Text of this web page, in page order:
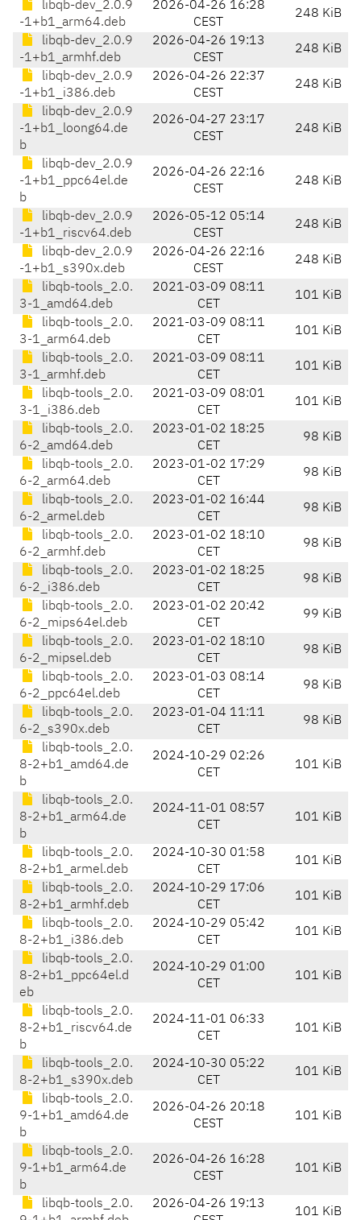
libqb-dev_2.0.9
-1+b1_arm64.deb
2026-04-26 16:28
CEST
248 KiB
libqb-dev_2.0.9
-1+b1_armhf.deb
2026-04-26 19:13
CEST
248 KiB
libqb-dev_2.0.9
-1+b1_i386.deb
2026-04-26 22:37
CEST
248 KiB
libqb-dev_2.0.9
-1+b1_loong64.de
b
2026-04-27 23:17
CEST
248 KiB
libqb-dev_2.0.9
-1+b1_ppc64el.de
b
2026-04-26 22:16
CEST
248 KiB
libqb-dev_2.0.9
-1+b1_riscv64.deb
2026-05-12 05:14
CEST
248 KiB
libqb-dev_2.0.9
-1+b1_s390x.deb
2026-04-26 22:16
CEST
248 KiB
libqb-tools_2.0.
3-1_amd64.deb
2021-03-09 08:11
CET
101 KiB
libqb-tools_2.0.
3-1_arm64.deb
2021-03-09 08:11
CET
101 KiB
libqb-tools_2.0.
3-1_armhf.deb
2021-03-09 08:11
CET
101 KiB
libqb-tools_2.0.
3-1_i386.deb
2021-03-09 08:01
CET
101 KiB
libqb-tools_2.0.
6-2_amd64.deb
2023-01-02 18:25
CET
98 KiB
libqb-tools_2.0.
6-2_arm64.deb
2023-01-02 17:29
CET
98 KiB
libqb-tools_2.0.
6-2_armel.deb
2023-01-02 16:44
CET
98 KiB
libqb-tools_2.0.
6-2_armhf.deb
2023-01-02 18:10
CET
98 KiB
libqb-tools_2.0.
6-2_i386.deb
2023-01-02 18:25
CET
98 KiB
libqb-tools_2.0.
6-2_mips64el.deb
2023-01-02 20:42
CET
99 KiB
libqb-tools_2.0.
6-2_mipsel.deb
2023-01-02 18:10
CET
98 KiB
libqb-tools_2.0.
6-2_ppc64el.deb
2023-01-03 08:14
CET
98 KiB
libqb-tools_2.0.
6-2_s390x.deb
2023-01-04 11:11
CET
98 KiB
libqb-tools_2.0.
8-2+b1_amd64.de
b
2024-10-29 02:26
CET
101 KiB
libqb-tools_2.0.
8-2+b1_arm64.de
b
2024-11-01 08:57
CET
101 KiB
libqb-tools_2.0.
8-2+b1_armel.deb
2024-10-30 01:58
CET
101 KiB
libqb-tools_2.0.
8-2+b1_armhf.deb
2024-10-29 17:06
CET
101 KiB
libqb-tools_2.0.
8-2+b1_i386.deb
2024-10-29 05:42
CET
101 KiB
libqb-tools_2.0.
8-2+b1_ppc64el.d
eb
2024-10-29 01:00
CET
101 KiB
libqb-tools_2.0.
8-2+b1_riscv64.de
b
2024-11-01 06:33
CET
101 KiB
libqb-tools_2.0.
8-2+b1_s390x.deb
2024-10-30 05:22
CET
101 KiB
libqb-tools_2.0.
9-1+b1_amd64.de
b
2026-04-26 20:18
CEST
101 KiB
libqb-tools_2.0.
9-1+b1_arm64.de
b
2026-04-26 16:28
CEST
101 KiB
libqb-tools_2.0.
2026-04-26 19:13
101 KiB